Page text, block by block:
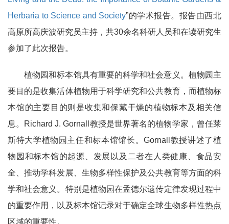
Herbaria to Science and Society”的学术报告。报告由西北
高原所高庆波研究员主持，共30余名科研人员和在读研究生
参加了此次报告。
植物园和标本馆具有重要的科学和社会意义。植物园主
要目的是收集活体植物用于科学研究和公共教育，而植物标
本馆的主要目的则是收集和保藏干燥的植物标本及相关信
息。Richard J. Gornall教授是世界著名的植物学家，曾任莱
斯特大学植物园主任和标本馆馆长。Gornall教授讲述了植
物园和标本馆的起源、发展以及二者在人类健康、食品安
全、推动学科发展、生物多样性保护及公共教育等方面的科
学和社会意义。特别是植物园在孟德尔遗传定律发现过程中
的重要作用，以及标本馆记录对于确定全球生物多样性热点
区域的重要性。